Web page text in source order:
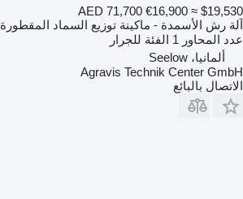
AED 71,700 €16,900 ≈ $19,530
آلة رش الأسمدة - ماكينة توزيع السماد المقطورة
عدد المحاور 1 الفئة للجرار
ألمانيا، Seelow
Agravis Technik Center GmbH
الاتصال بالبائع